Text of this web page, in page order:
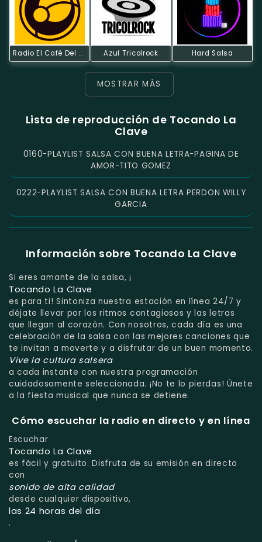
Radio El Café Del Mundo Azul Tricolrock Hard Salsa
MOSTRAR MÁS
Lista de reproducción de Tocando La
Clave
0160-PLAYLIST SALSA CON BUENA LETRA-PAGINA DE
AMOR-TITO GOMEZ
0222-PLAYLIST SALSA CON BUENA LETRA PERDON WILLY
GARCIA
Información sobre Tocando La Clave
Si eres amante de la salsa, ¡
Tocando La Clave
es para ti! Sintoniza nuestra estación en línea 24/7 y
déjate llevar por los ritmos contagiosos y las letras
que llegan al corazón. Con nosotros, cada día es una
celebración de la salsa con las mejores canciones que
te invitan a moverte y a disfrutar de un buen momento.
Vive la cultura salsera
a cada instante con nuestra programación
cuidadosamente seleccionada. ¡No te lo pierdas! Únete
a la fiesta musical que nunca se detiene.
Cómo escuchar la radio en directo y en línea
Escuchar
Tocando La Clave
es fácil y gratuito. Disfruta de su emisión en directo
con
sonido de alta calidad
desde cualquier dispositivo,
las 24 horas del día
.